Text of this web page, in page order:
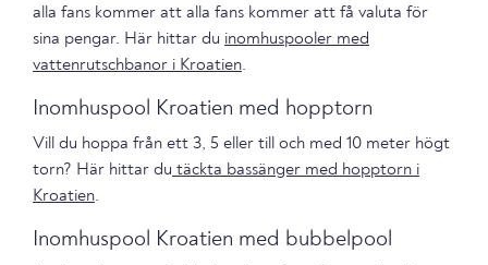
alla fans kommer att alla fans kommer att få valuta för
sina pengar. Här hittar du inomhuspooler med
vattenrutschbanor i Kroatien.
Inomhuspool Kroatien med hopptorn
Vill du hoppa från ett 3, 5 eller till och med 10 meter högt
torn? Här hittar du täckta bassänger med hopptorn i
Kroatien.
Inomhuspool Kroatien med bubbelpool